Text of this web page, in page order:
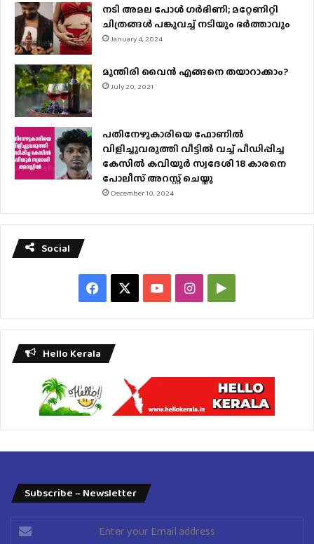
നടി അമല പോൾ ​ഗർഭിണി; മറ്റേണിറ്റി
ചിത്രങ്ങള്‍ പങ്കുവച്ച് നടിയും ഭർത്താവും
January 4, 2024
മുന്തിരി വൈന്‍ എങ്ങനെ തയാറാക്കാം?
July 20, 2021
പതിനേഴുകാരിയെ ഫോണിൽ
വിളിച്ചുവരുത്തി വീട്ടിൽ വച്ച് പീഡിപ്പിച്ച
കേസിൽ കവിയൂർ സ്വദേശി 18 കാരനെ
പോലീസ് അറസ്റ്റ് ചെയ്തു
December 10, 2024
Social
Facebook YouTubeInstagramGoogle
Play
Hello Kerala
Subscribe – Newsletter
Enter
your